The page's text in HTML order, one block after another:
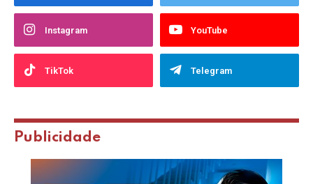
Instagram YouTube
TikTok Telegram
Publicidade